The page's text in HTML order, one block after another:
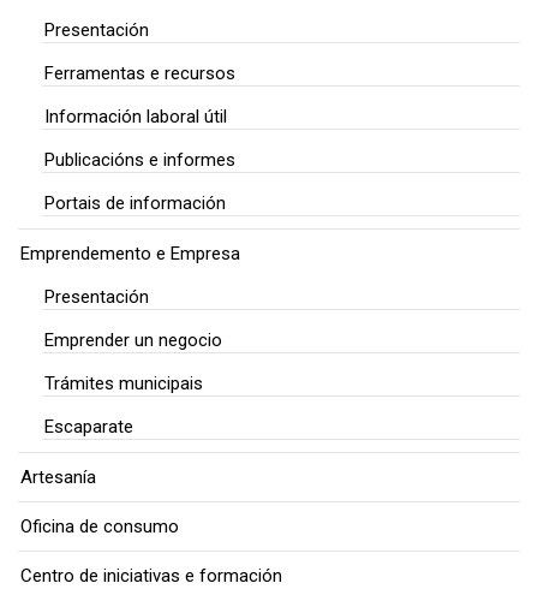
Presentación
Ferramentas e recursos
Información laboral útil
Publicacións e informes
Portais de información
Emprendemento e Empresa
Presentación
Emprender un negocio
Trámites municipais
Escaparate
Artesanía
Oficina de consumo
Centro de iniciativas e formación